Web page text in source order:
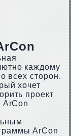
каждому
всех сторон.
хочет
проект
ArCon
ArCon